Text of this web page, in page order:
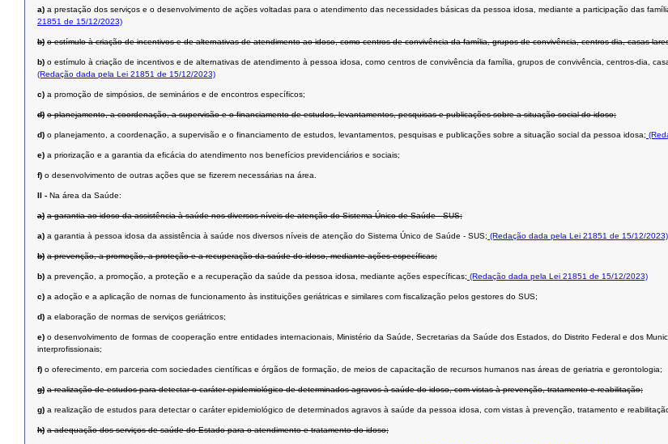
a) a prestação dos serviços e o desenvolvimento de ações voltadas para o atendimento das necessidades básicas da pessoa idosa, mediante a participação das
21851 de 15/12/2023)
b) o estímulo à criação de incentivos e de alternativas de atendimento ao idoso, como centros de convivência da família, grupos de convivência, centros-dia, casas
b) o estímulo à criação de incentivos e de alternativas de atendimento à pessoa idosa, como centros de convivência da família, grupos de convivência, centros-dia,
(Redação dada pela Lei 21851 de 15/12/2023)
c) a promoção de simpósios, de seminários e de encontros específicos;
d) o planejamento, a coordenação, a supervisão e o financiamento de estudos, levantamentos, pesquisas e publicações sobre a situação social do idoso;
d) o planejamento, a coordenação, a supervisão e o financiamento de estudos, levantamentos, pesquisas e publicações sobre a situação social da pessoa idosa;
e) a priorização e a garantia da eficácia do atendimento nos benefícios previdenciários e sociais;
f) o desenvolvimento de outras ações que se fizerem necessárias na área.
II - Na área da Saúde:
a) a garantia ao idoso da assistência à saúde nos diversos níveis de atenção do Sistema Único de Saúde - SUS;
a) a garantia à pessoa idosa da assistência à saúde nos diversos níveis de atenção do Sistema Único de Saúde - SUS; (Redação dada pela Lei 21851 de 15/12/2023)
b) a prevenção, a promoção, a proteção e a recuperação da saúde do idoso, mediante ações específicas;
b) a prevenção, a promoção, a proteção e a recuperação da saúde da pessoa idosa, mediante ações específicas; (Redação dada pela Lei 21851 de 15/12/2023)
c) a adoção e a aplicação de nornas de funcionamento às instituições geriátricas e similares com fiscalização pelos gestores do SUS;
d) a elaboração de normas de serviços geriátricos;
e) o desenvolvimento de formas de cooperação entre entidades internacionais, Ministério da Saúde, Secretarias da Saúde dos Estados, do Distrito Federal e dos
interprofissionais;
f) o oferecimento, em parceria com sociedades científicas e órgãos de formação, de meios de capacitação de recursos humanos nas áreas de geriatria e gerontologia;
g) a realização de estudos para detectar o caráter epidemiológico de determinados agravos à saúde do idoso, com vistas à prevenção, tratamento e reabilitação;
g) a realização de estudos para detectar o caráter epidemiológico de determinados agravos à saúde da pessoa idosa, com vistas à prevenção, tratamento e
h) a adequação dos serviços de saúde do Estado para o atendimento e tratamento do idoso;